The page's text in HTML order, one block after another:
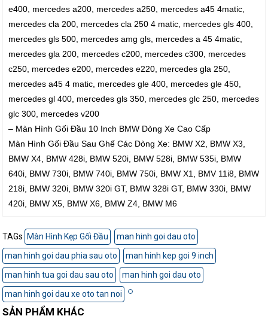
e400, mercedes a200, mercedes a250, mercedes a45 4matic,
mercedes cla 200, mercedes cla 250 4 matic, mercedes gls 400,
mercedes gls 500, mercedes amg gls, mercedes a 45 4matic,
mercedes gla 200, mercedes c200, mercedes c300, mercedes
c250, mercedes e200, mercedes e220, mercedes gla 250,
mercedes a45 4 matic, mercedes gle 400, mercedes gle 450,
mercedes gl 400, mercedes gls 350, mercedes glc 250, mercedes
glc 300, mercedes v200
– Màn Hình Gối Đầu 10 Inch BMW Dòng Xe Cao Cấp
Màn Hình Gối Đầu Sau Ghế Các Dòng Xe: BMW X2, BMW X3,
BMW X4, BMW 428i, BMW 520i, BMW 528i, BMW 535i, BMW
640i, BMW 730i, BMW 740i, BMW 750i, BMW X1, BMV 11i8, BMW
218i, BMW 320i, BMW 320i GT, BMW 328i GT, BMW 330i, BMW
420i, BMW X5, BMW X6, BMW Z4, BMW M6
TAGs Màn Hình Kẹp Gối Đầu
man hinh goi dau oto
man hinh goi dau phia sau oto
man hinh kep goi 9 inch
man hinh tua goi dau sau oto
man hinh goi dau oto
man hinh goi dau xe oto tan noi
SẢN PHẨM KHÁC